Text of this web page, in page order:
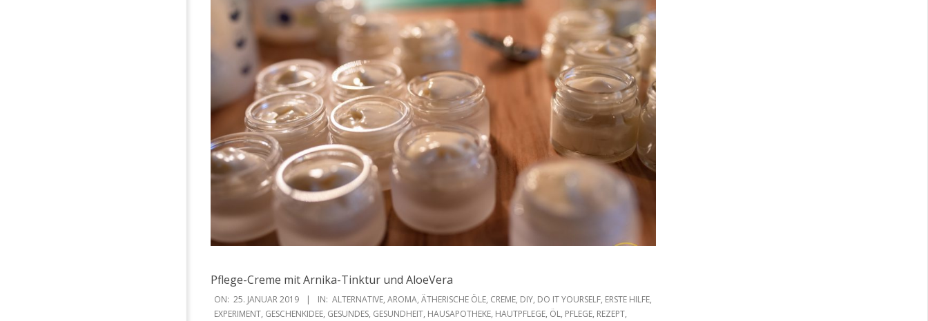
Pflege-Creme mit Arnika-Tinktur und AloeVera
2019-
01-
ON: 25. JANUAR 2019 IN: ALTERNATIVE, AROMA, ÄTHERISCHE ÖLE, CREME, DIY, DO IT YOURSELF, ERSTE HILFE,
EXPERIMENT, GESCHENKIDEE, GESUNDES, GESUNDHEIT, HAUSAPOTHEKE, HAUTPFLEGE, ÖL, PFLEGE, REZEPT,